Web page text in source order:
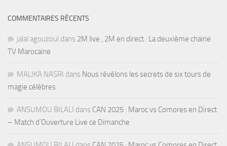
COMMENTAIRES RÉCENTS
jalal agouzoul dans 2M live , 2M en direct : La deuxième chaine
TV Marocaine
MALIKA NASRI dans Nous révélons les secrets de six tours de
magie célèbres
ANSUMOU BILALI dans CAN 2025 : Maroc vs Comores en Direct
– Match d’Ouverture Live ce Dimanche